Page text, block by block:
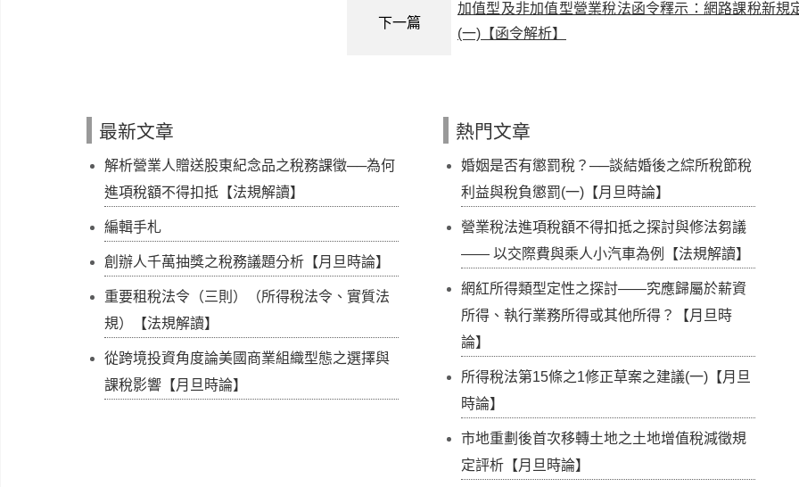
下一篇
加值型及非加值型營業稅法函令釋示：網路課稅新
(一)【函令解析】
最新文章
解析營業人贈送股東紀念品之稅務課徵──為何
進項稅額不得扣抵【法規解讀】
編輯手札
創辦人千萬抽獎之稅務議題分析【月旦時論】
重要租稅法令（三則）（所得稅法令、實質法
規）【法規解讀】
從跨境投資角度論美國商業組織型態之選擇與
課稅影響【月旦時論】
熱門文章
婚姻是否有懲罰稅？──談結婚後之綜所稅節稅
利益與稅負懲罰(一)【月旦時論】
營業稅法進項稅額不得扣抵之探討與修法芻議
—— 以交際費與乘人小汽車為例【法規解讀】
網紅所得類型定性之探討——究應歸屬於薪資
所得、執行業務所得或其他所得？【月旦時
論】
所得稅法第15條之1修正草案之建議(一)【月旦
時論】
市地重劃後首次移轉土地之土地增值稅減徵規
定評析【月旦時論】